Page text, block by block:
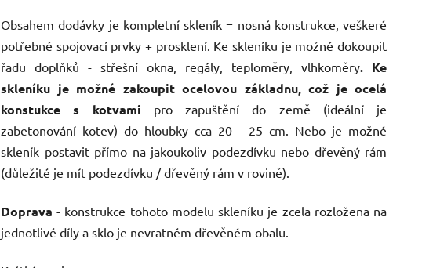
Obsahem dodávky je kompletní skleník = nosná konstrukce, veškeré
potřebné spojovací prvky + prosklení. Ke skleníku je možné dokoupit
řadu doplňků - střešní okna, regály, teploměry, vlhkoměry. Ke
skleníku je možné zakoupit ocelovou základnu, což je ocelá
konstukce s kotvami pro zapuštění do země (ideální je
zabetonování kotev) do hloubky cca 20 - 25 cm. Nebo je možné
skleník postavit přímo na jakoukoliv podezdívku nebo dřevěný rám
(důležité je mít podezdívku / dřevěný rám v rovině).
Doprava- konstrukce tohoto modelu skleníku je zcela rozložena na
jednotlivé díly a sklo je nevratném dřevěném obalu.